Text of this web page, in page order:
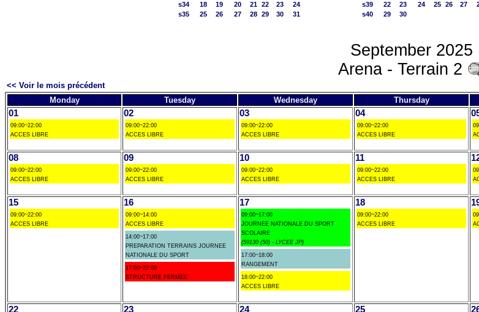
s34
18 19 20 21 22 23
24
s35
25 26 27 28 29 30 31
s39
22 23 24 25 26 27
s40
29 30
September 2025
Arena - Terrain 2
<< Voir le mois précédent
Monday
Tuesday Wednesday Thursday
01
09:00~22:00
ACCES LIBRE
02
09:00~22:00
ACCES LIBRE
03
09:00~22:00
ACCES LIBRE
04
09:00~22:00
ACCES LIBRE
08
09:00~22:00
ACCES LIBRE
09
09:00~22:00
ACCES LIBRE
10
09:00~22:00
ACCES LIBRE
11
09:00~22:00
ACCES LIBRE
15
09:00~22:00
ACCES LIBRE
16
09:00~14:00
ACCES LIBRE
14:00~17:00
PREPARATION TERRAINS JOURNEE
NATIONALE DU SPORT
17:00~22:00
STRUCTURE FERMEE
17
09:00~17:00
JOURNEE NATIONALE DU SPORT
SCOLAIRE
(59130 (50) - LYCEE JP)
17:00~18:00
RANGEMENT
18:00~22:00
ACCES LIBRE
18
09:00~22:00
ACCES LIBRE
22 23 24 25